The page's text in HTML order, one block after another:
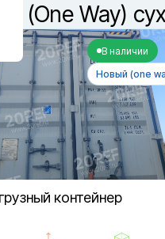
(One Way)
В наличии
Новый (one
контейнер